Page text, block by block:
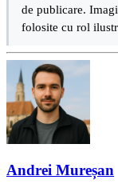
de publicare.
folosite cu rol
Andrei Mureșan